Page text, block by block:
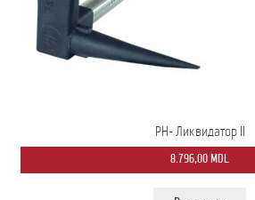
PH- Ликвидатор II
8.796,00 MDL